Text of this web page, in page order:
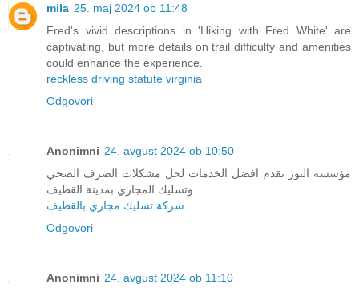
mila 25. maj 2024 ob 11:48
Fred's vivid descriptions in 'Hiking with Fred White' are
captivating, but more details on trail difficulty and amenities
could enhance the experience.
reckless driving statute virginia
Odgovori
Anonimni 24. avgust 2024 ob 10:50
مؤسسة النور تقدم افضل الخدمات لحل مشكلات الصرف الصحي
وتسليك المجاري بمدينة القطيف
شركة تسليك مجاري بالقطيف
Odgovori
Anonimni 24. avgust 2024 ob 11:10